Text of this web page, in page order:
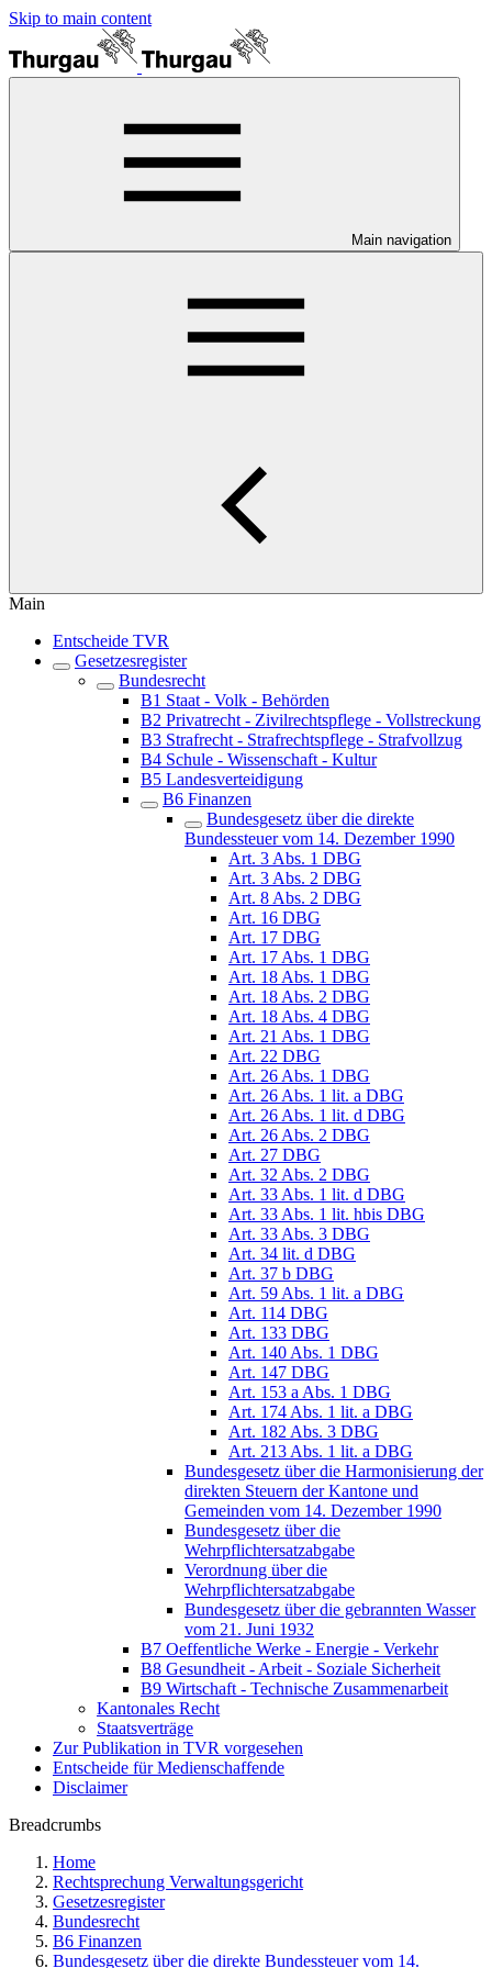
Skip to main content
Main navigation
Main
Entscheide TVR
Gesetzesregister
Bundesrecht
B1 Staat - Volk - Behörden
B2 Privatrecht - Zivilrechtspflege - Vollstreckung
B3 Strafrecht - Strafrechtspflege - Strafvollzug
B4 Schule - Wissenschaft - Kultur
B5 Landesverteidigung
B6 Finanzen
Bundesgesetz über die direkte
Bundessteuer vom 14. Dezember 1990
Art. 3 Abs. 1 DBG
Art. 3 Abs. 2 DBG
Art. 8 Abs. 2 DBG
Art. 16 DBG
Art. 17 DBG
Art. 17 Abs. 1 DBG
Art. 18 Abs. 1 DBG
Art. 18 Abs. 2 DBG
Art. 18 Abs. 4 DBG
Art. 21 Abs. 1 DBG
Art. 22 DBG
Art. 26 Abs. 1 DBG
Art. 26 Abs. 1 lit. a DBG
Art. 26 Abs. 1 lit. d DBG
Art. 26 Abs. 2 DBG
Art. 27 DBG
Art. 32 Abs. 2 DBG
Art. 33 Abs. 1 lit. d DBG
Art. 33 Abs. 1 lit. hbis DBG
Art. 33 Abs. 3 DBG
Art. 34 lit. d DBG
Art. 37 b DBG
Art. 59 Abs. 1 lit. a DBG
Art. 114 DBG
Art. 133 DBG
Art. 140 Abs. 1 DBG
Art. 147 DBG
Art. 153 a Abs. 1 DBG
Art. 174 Abs. 1 lit. a DBG
Art. 182 Abs. 3 DBG
Art. 213 Abs. 1 lit. a DBG
Bundesgesetz über die Harmonisierung der
direkten Steuern der Kantone und
Gemeinden vom 14. Dezember 1990
Bundesgesetz über die
Wehrpflichtersatzabgabe
Verordnung über die
Wehrpflichtersatzabgabe
Bundesgesetz über die gebrannten Wasser
vom 21. Juni 1932
B7 Oeffentliche Werke - Energie - Verkehr
B8 Gesundheit - Arbeit - Soziale Sicherheit
B9 Wirtschaft - Technische Zusammenarbeit
Kantonales Recht
Staatsverträge
Zur Publikation in TVR vorgesehen
Entscheide für Medienschaffende
Disclaimer
Breadcrumbs
Home
Rechtsprechung Verwaltungsgericht
Gesetzesregister
Bundesrecht
B6 Finanzen
Bundesgesetz über die direkte Bundessteuer vom 14.